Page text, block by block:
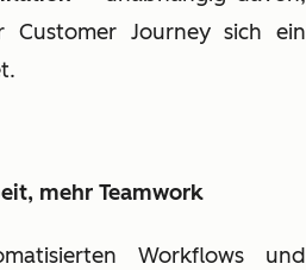
Customer Journey sich ein
mehr Teamwork
Workflows und